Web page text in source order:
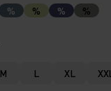
% % % %
M L XL XXL